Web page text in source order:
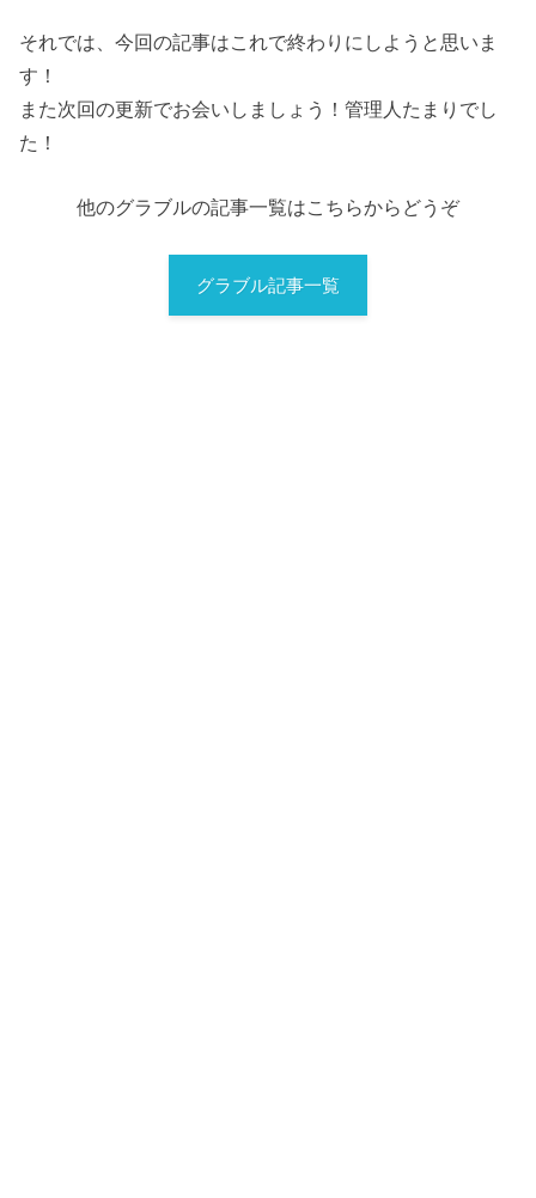
それでは、今回の記事はこれで終わりにしようと思いま
す！
また次回の更新でお会いしましょう！管理人たまりでし
た！
他のグラブルの記事一覧はこちらからどうぞ
グラブル記事一覧